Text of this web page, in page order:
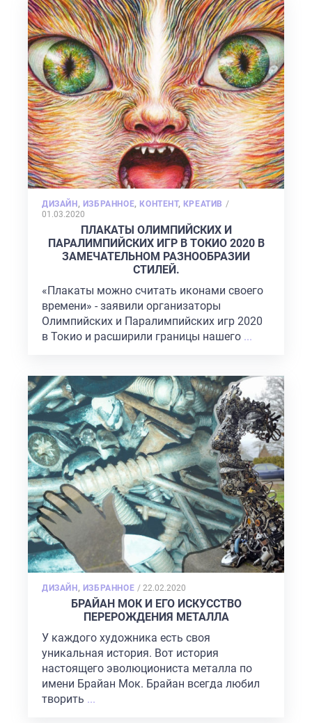
ДИЗАЙН, ИЗБРАННОЕ, КОНТЕНТ, КРЕАТИВ /POSTED
01.03.2020
ПЛАКАТЫ ОЛИМПИЙСКИХ И
ПАРАЛИМПИЙСКИХ ИГР В ТОКИО 2020 В
ЗАМЕЧАТЕЛЬНОМ РАЗНООБРАЗИИ
СТИЛЕЙ.
«Плакаты можно считать иконами своего
времени» - заявили организаторы
Олимпийских и Паралимпийских игр 2020
в Токио и расширили границы нашего ...
ДИЗАЙН, ИЗБРАННОЕ / POSTED
ON
22.02.2020
БРАЙАН МОК И ЕГО ИСКУССТВО
ПЕРЕРОЖДЕНИЯ МЕТАЛЛА
У каждого художника есть своя
уникальная история. Вот история
настоящего эволюциониста металла по
имени Брайан Мок. Брайан всегда любил
творить ...
ГЛАВНАЯ
О НАС
УСЛУГИ
ПОРТФОЛИО
БРИФЫ
КАРЬЕРА
БЛОГ